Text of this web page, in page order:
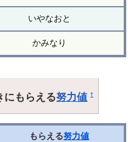
いやなおと
かみなり
にもらえる努力値 †
もらえる努力値